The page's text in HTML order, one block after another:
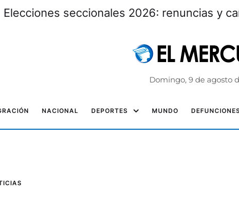
Elecciones seccionales 2026: renuncias y
Domingo, 9 de agosto
NACIONAL DEPORTES MUNDO